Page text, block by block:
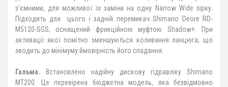
з’ємними, для можливої їх заміни на одну Narrow Wide зірку.
Підходить для цього і задній перемикач Shimano Deore RD-
M5120-SGS, оснащений фрикційною муфтою Shadow+. При
активації якої помітно зменшуються коливання ланцюга, що
зводить до мінімуму ймовірність його спадання.
Гальма. Встановлено надійну дискову гідравліку Shimano
MT200. Це перевірена бюджетна модель, яка безвідмовно